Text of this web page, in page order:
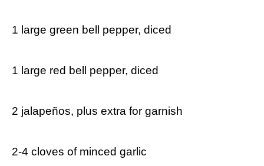
1 large‍ green bell pepper, diced
1 large red bell pepper, diced
⁣2 jalapeños, plus extra for garnish
2-4 cloves of minced garlic